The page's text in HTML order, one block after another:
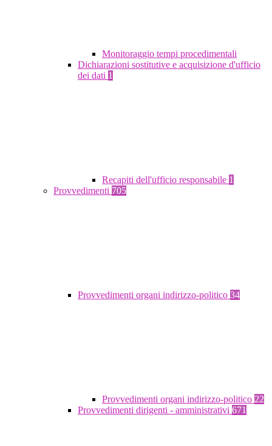
Monitoraggio tempi procedimentali
Dichiarazioni sostitutive e acquisizione d'ufficio
dei dati 1
Recapiti dell'ufficio responsabile 1
Provvedimenti 705
Provvedimenti organi indirizzo-politico 34
Provvedimenti organi indirizzo-politico 22
Provvedimenti dirigenti - amministrativi 671